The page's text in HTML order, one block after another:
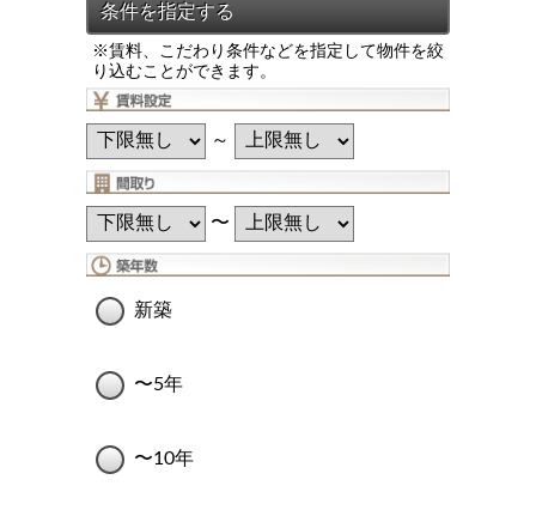
※賃料、こだわり条件などを指定して物件を絞
り込むことができます。
～
〜
新築
〜5年
〜10年